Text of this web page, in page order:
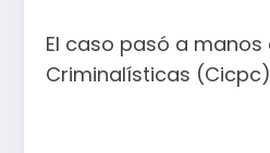
El caso pasó a
Criminalísticas